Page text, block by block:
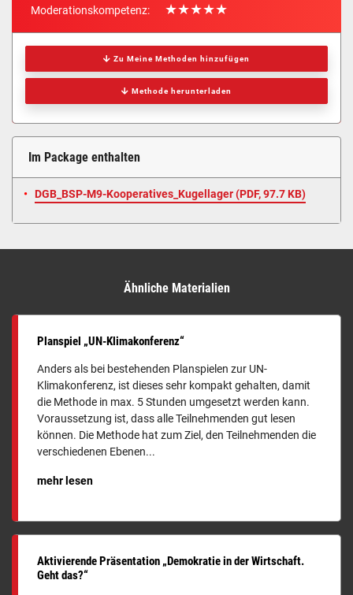
Moderationskompetenz:
Zu Meine Methoden hinzufügen
Methode herunterladen
Im Package enthalten
DGB_BSP-M9-Kooperatives_Kugellager (PDF, 97.7 KB)
Ähnliche Materialien
Planspiel „UN-Klimakonferenz“
Anders als bei bestehenden Planspielen zur UN-
Klimakonferenz, ist dieses sehr kompakt gehalten, damit
die Methode in max. 5 Stunden umgesetzt werden kann.
Voraussetzung ist, dass alle Teilnehmenden gut lesen
können. Die Methode hat zum Ziel, den Teilnehmenden die
verschiedenen Ebenen...
mehr lesen
Aktivierende Präsentation „Demokratie in der Wirtschaft.
Geht das?“